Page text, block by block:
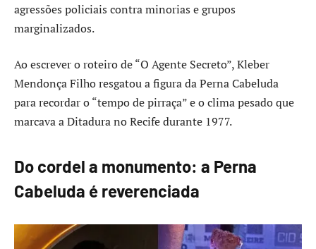
agressões policiais contra minorias e grupos
marginalizados.
Ao escrever o roteiro de “O Agente Secreto”, Kleber
Mendonça Filho resgatou a figura da Perna Cabeluda
para recordar o “tempo de pirraça” e o clima pesado que
marcava a Ditadura no Recife durante 1977.
Do cordel a monumento: a Perna
Cabeluda é reverenciada